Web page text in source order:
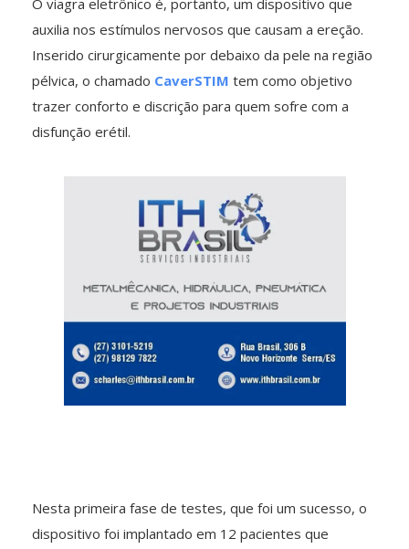
O viagra eletrônico é, portanto, um dispositivo que
auxilia nos estímulos nervosos que causam a ereção.
Inserido cirurgicamente por debaixo da pele na região
pélvica, o chamado CaverSTIM tem como objetivo
trazer conforto e discrição para quem sofre com a
disfunção erétil.
Nesta primeira fase de testes, que foi um sucesso, o
dispositivo foi implantado em 12 pacientes que